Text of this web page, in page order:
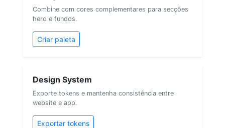
Combine com cores complementares para secções
hero e fundos.
Criar paleta
Design System
Exporte tokens e mantenha consistência entre
website e app.
Exportar tokens